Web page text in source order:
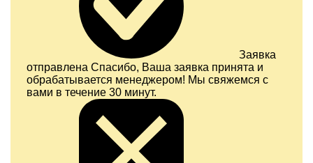
Заявка
отправлена Спасибо, Ваша заявка принята и
обрабатывается менеджером! Мы свяжемся с
вами в течение 30 минут.